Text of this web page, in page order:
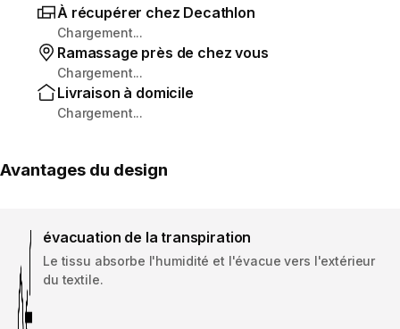
À récupérer chez Decathlon
Chargement...
Ramassage près de chez vous
Chargement...
Livraison à domicile
Chargement...
Avantages du design
évacuation de la transpiration
Le tissu absorbe l'humidité et l'évacue vers l'extérieur
du textile.